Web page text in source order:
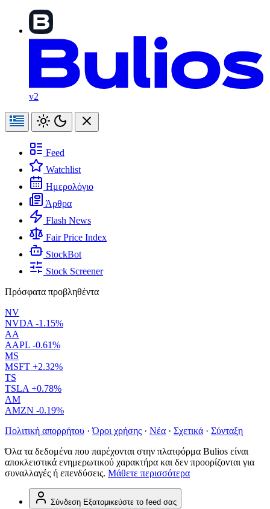
v2
Feed
Watchlist
Ημερολόγιο
Άρθρα
Flash News
Fair Price Index
StockBot
Stock Screener
Πρόσφατα προβληθέντα
NV
NVDA -1.15%
AA
AAPL -0.61%
MS
MSFT +2.32%
TS
TSLA +0.78%
AM
AMZN -0.19%
Πολιτική απορρήτου · Όροι χρήσης · Νέα · Σχετικά · Σύνταξη
Όλα τα δεδομένα που παρέχονται στην πλατφόρμα Bulios είναι
αποκλειστικά ενημερωτικού χαρακτήρα και δεν προορίζονται για
συναλλαγές ή επενδύσεις. Μάθετε περισσότερα
Σύνδεση Εξατομικεύστε το feed σας